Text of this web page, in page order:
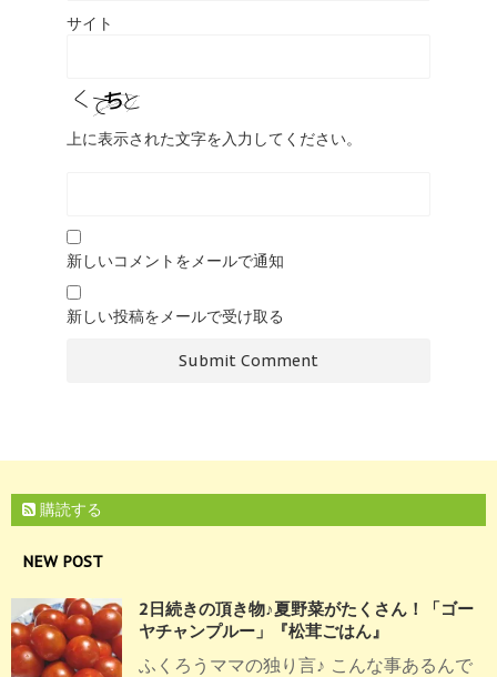
サイト
上に表示された文字を入力してください。
新しいコメントをメールで通知
新しい投稿をメールで受け取る
購読する
NEW POST
2日続きの頂き物♪夏野菜がたくさん！「ゴー
ヤチャンプルー」『松茸ごはん』
ふくろうママの独り言♪ こんな事あるんで